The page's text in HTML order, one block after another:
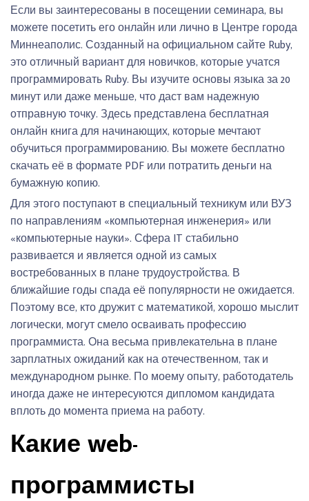
Если вы заинтересованы в посещении семинара, вы
можете посетить его онлайн или лично в Центре города
Миннеаполис. Созданный на официальном сайте Ruby,
это отличный вариант для новичков, которые учатся
программировать Ruby. Вы изучите основы языка за 20
минут или даже меньше, что даст вам надежную
отправную точку. Здесь представлена бесплатная
онлайн книга для начинающих, которые мечтают
обучиться программированию. Вы можете бесплатно
скачать её в формате PDF или потратить деньги на
бумажную копию.
Для этого поступают в специальный техникум или ВУЗ
по направлениям «компьютерная инженерия» или
«компьютерные науки». Сфера IT стабильно
развивается и является одной из самых
востребованных в плане трудоустройства. В
ближайшие годы спада её популярности не ожидается.
Поэтому все, кто дружит с математикой, хорошо мыслит
логически, могут смело осваивать профессию
программиста. Она весьма привлекательна в плане
зарплатных ожиданий как на отечественном, так и
международном рынке. По моему опыту, работодатель
иногда даже не интересуются дипломом кандидата
вплоть до момента приема на работу.
Какие web-
программисты